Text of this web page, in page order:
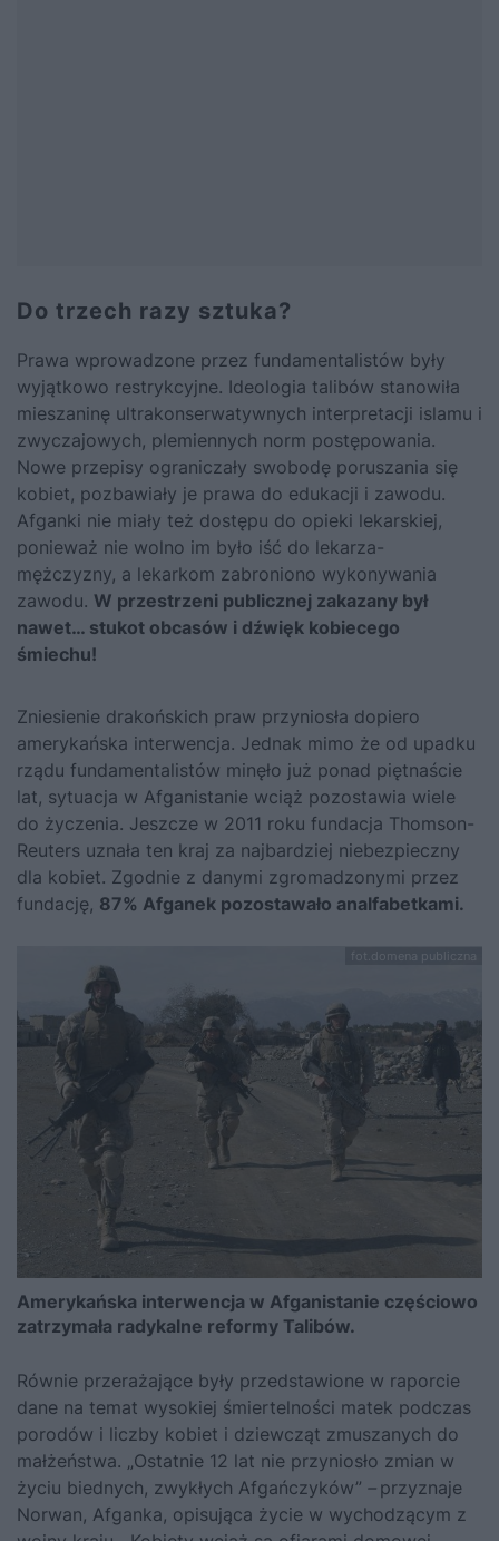
Do trzech razy sztuka?
Prawa wprowadzone przez fundamentalistów były
wyjątkowo restrykcyjne. Ideologia talibów stanowiła
mieszaninę ultrakonserwatywnych interpretacji islamu i
zwyczajowych, plemiennych norm postępowania.
Nowe przepisy ograniczały swobodę poruszania się
kobiet, pozbawiały je prawa do edukacji i zawodu.
Afganki nie miały też dostępu do opieki lekarskiej,
ponieważ nie wolno im było iść do lekarza-
mężczyzny, a lekarkom zabroniono wykonywania
zawodu. W przestrzeni publicznej zakazany był
nawet… stukot obcasów i dźwięk kobiecego
śmiechu!
Zniesienie drakońskich praw przyniosła dopiero
amerykańska interwencja. Jednak mimo że od upadku
rządu fundamentalistów minęło już ponad piętnaście
lat, sytuacja w Afganistanie wciąż pozostawia wiele
do życzenia. Jeszcze w 2011 roku fundacja Thomson-
Reuters uznała ten kraj za najbardziej niebezpieczny
dla kobiet. Zgodnie z danymi zgromadzonymi przez
fundację, 87% Afganek pozostawało analfabetkami.
fot.domena publiczna
Amerykańska interwencja w Afganistanie częściowo
zatrzymała radykalne reformy Talibów.
Równie przerażające były przedstawione w raporcie
dane na temat wysokiej śmiertelności matek podczas
porodów i liczby kobiet i dziewcząt zmuszanych do
małżeństwa. „Ostatnie 12 lat nie przyniosło zmian w
życiu biednych, zwykłych Afgańczyków” – przyznaje
Norwan, Afganka, opisująca życie w wychodzącym z